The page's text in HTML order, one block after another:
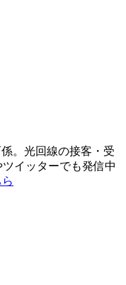
。光回線の接客・受
イッターでも発信中